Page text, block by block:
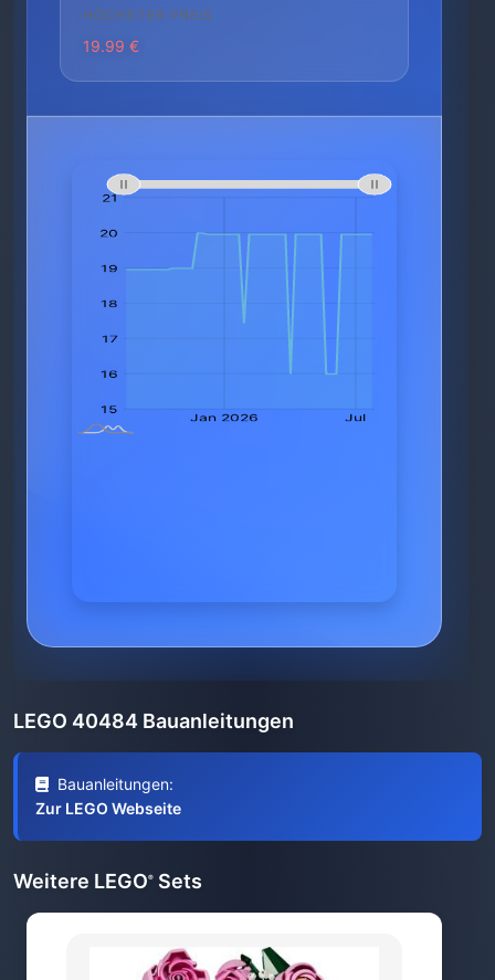
HÖCHSTER PREIS
19.99 €
LEGO 40484 Bauanleitungen
Bauanleitungen:
Zur LEGO Webseite
Weitere LEGO® Sets